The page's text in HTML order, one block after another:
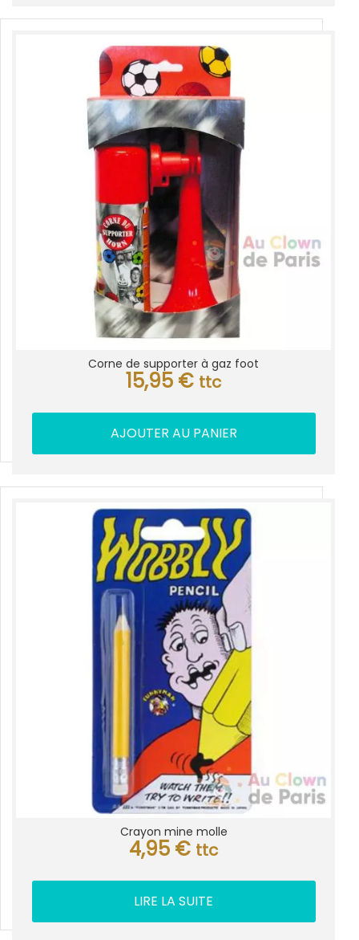
Corne de supporter à gaz foot
15,95 € ttc
AJOUTER AU PANIER
Crayon mine molle
4,95 € ttc
LIRE LA SUITE